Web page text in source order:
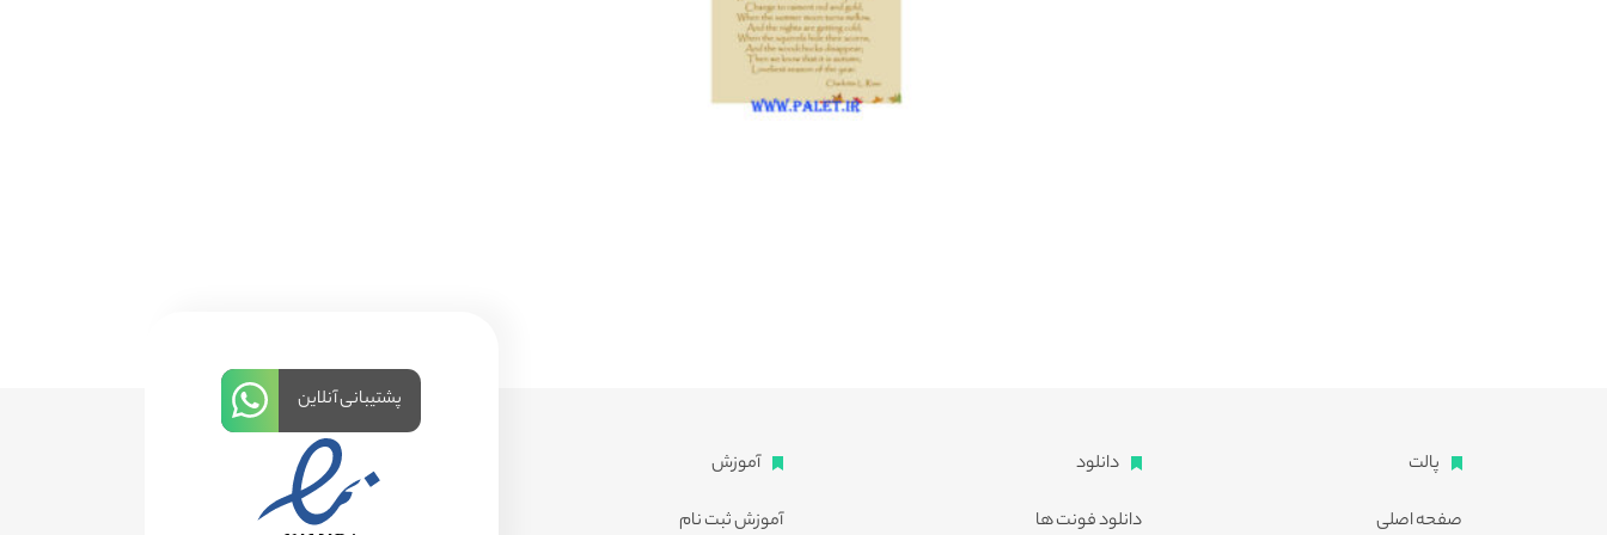
پالت
صفحه اصلی
دانلود
دانلود فونت ها
آموزش
آموزش ثبت نام
پشتیبانی آنلاین